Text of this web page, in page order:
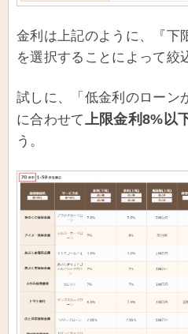
金利は上記のように、『下
を選択することによって絞
試しに、「低金利のローン
に合わせて
上限金利8%以
う。